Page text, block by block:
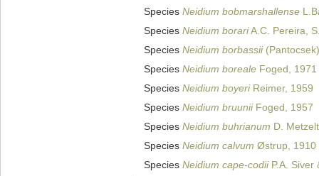
Species Neidium bobmarshallense
Species Neidium borariA.C. Pereira,
Species Neidium borbassii
Species Neidium boreale Foged, 1971
Species Neidium boyeriReimer, 1959
Species Neidium bruuniiFoged, 1957
Species Neidium buhrianum D.
Species Neidium calvum Østrup, 1910
Species Neidium cape-codiiP.A. Siver